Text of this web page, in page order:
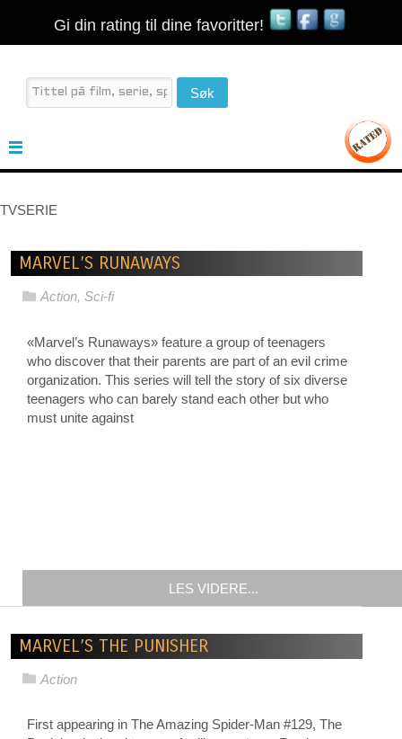
Gi din rating til dine favoritter!
TVSERIE
MARVEL’S RUNAWAYS
Action, Sci-fi
«Marvel’s Runaways» feature a group of teenagers
who discover that their parents are part of an evil crime
organization. This series will tell the story of six diverse
teenagers who can barely stand each other but who
must unite against
LES VIDERE...
MARVEL’S THE PUNISHER
Action
First appearing in The Amazing Spider-Man #129, The